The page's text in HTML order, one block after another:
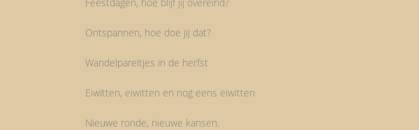
Ontspannen, hoe doe jij dat?
Wandelpareltjes in de herfst
Eiwitten, eiwitten en nog eens eiwitten
Nieuwe ronde, nieuwe kansen.